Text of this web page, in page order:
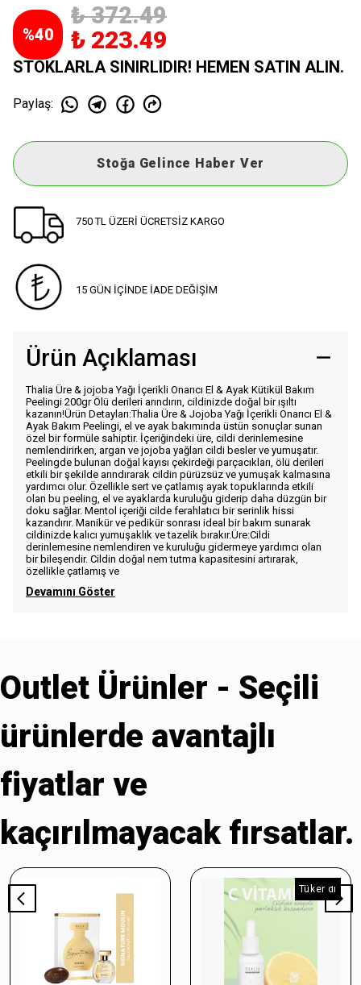
%40
₺ 372.49
₺ 223.49
STOKLARLA SINIRLIDIR! HEMEN SATIN ALIN.
Paylaş:
Stoğa Gelince Haber Ver
750 TL ÜZERİ ÜCRETSİZ KARGO
15 GÜN İÇİNDE İADE DEĞİŞİM
Ürün Açıklaması
Thalia Üre & jojoba Yağı İçerikli Onarıcı El & Ayak Kütikül Bakım
Peelingi 200gr Ölü derileri arındırın, cildinizde doğal bir ışıltı
kazanın!Ürün Detayları:Thalia Üre & Jojoba Yağı İçerikli Onarıcı El &
Ayak Bakım Peelingi, el ve ayak bakımında üstün sonuçlar sunan
özel bir formüle sahiptir. İçeriğindeki üre, cildi derinlemesine
nemlendirirken, argan ve jojoba yağları cildi besler ve yumuşatır.
Peelingde bulunan doğal kayısı çekirdeği parçacıkları, ölü derileri
etkili bir şekilde arındırarak cildin pürüzsüz ve yumuşak kalmasına
yardımcı olur. Özellikle sert ve çatlamış ayak topuklarında etkili
olan bu peeling, el ve ayaklarda kuruluğu giderip daha düzgün bir
doku sağlar. Mentol içeriği cilde ferahlatıcı bir serinlik hissi
kazandırır. Manikür ve pedikür sonrası ideal bir bakım sunarak
cildinizde kalıcı yumuşaklık ve tazelik bırakır.Üre:Cildi
derinlemesine nemlendiren ve kuruluğu gidermeye yardımcı olan
bir bileşendir. Cildin doğal nem tutma kapasitesini artırarak,
özellikle çatlamış ve
Devamını Göster
Outlet Ürünler - Seçili
ürünlerde avantajlı
fiyatlar ve
kaçırılmayacak fırsatlar.
Tükendi